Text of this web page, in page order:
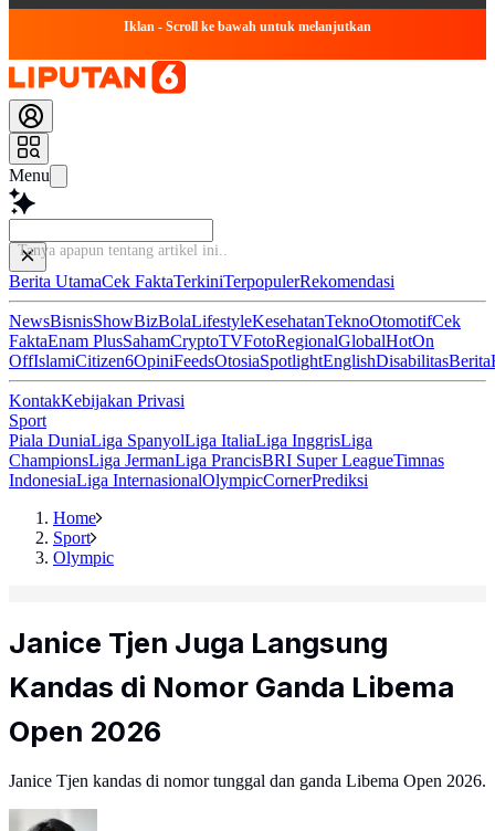
Iklan - Scroll ke bawah untuk melanjutkan
Menu
Tanya apapun tentang artikel ini...
Berita UtamaCek FaktaTerkiniTerpopulerRekomendasi
NewsBisnisShowBizBolaLifestyleKesehatanTeknoOtomotifCek
FaktaEnam PlusSahamCryptoTVFotoRegionalGlobalHotOn
OffIslamiCitizen6OpiniFeedsOtosiaSpotlightEnglishDisabilitasBerita
KontakKebijakan Privasi
Sport
Piala DuniaLiga SpanyolLiga ItaliaLiga InggrisLiga
ChampionsLiga JermanLiga PrancisBRI Super LeagueTimnas
IndonesiaLiga InternasionalOlympicCornerPrediksi
Home
Sport
Olympic
Janice Tjen Juga Langsung
Kandas di Nomor Ganda Libema
Open 2026
Janice Tjen kandas di nomor tunggal dan ganda Libema Open 2026.